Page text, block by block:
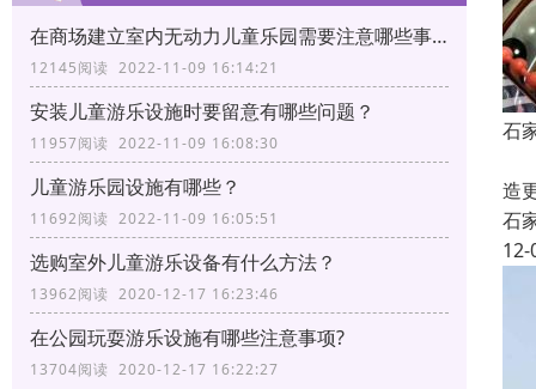
在商场建立室内无动力儿童乐园需要注意哪些事项?
12145阅读 2022-11-09 16:14:21
安装儿童游乐设施时要留意有哪些问题？
11957阅读 2022-11-09 16:08:30
儿童游乐园设施有哪些？
11692阅读 2022-11-09 16:05:51
选购室外儿童游乐设备有什么方法？
13962阅读 2020-12-17 16:23:46
在公园玩耍游乐设施有哪些注意事项?
13704阅读 2020-12-17 16:22:27
石
造
石
12-